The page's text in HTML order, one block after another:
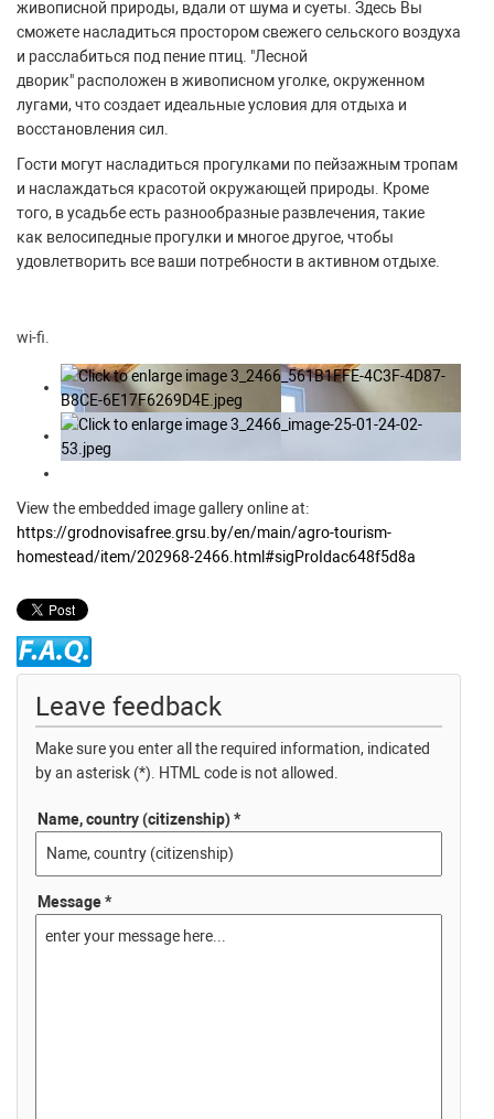
живописной природы, вдали от шума и суеты. Здесь Вы
сможете насладиться простором свежего сельского воздуха
и расслабиться под пение птиц. "Лесной
дворик" расположен в живописном уголке, окруженном
лугами, что создает идеальные условия для отдыха и
восстановления сил.
Гости могут насладиться прогулками по пейзажным тропам
и наслаждаться красотой окружающей природы. Кроме
того, в усадьбе есть разнообразные развлечения, такие
как велосипедные прогулки и многое другое, чтобы
удовлетворить все ваши потребности в активном отдыхе.
wi-fi.
View the embedded image gallery online at:
https://grodnovisafree.grsu.by/en/main/agro-tourism-
homestead/item/202968-2466.html#sigProIdac648f5d8a
Leave feedback
Make sure you enter all the required information, indicated
by an asterisk (*). HTML code is not allowed.
Name, country (citizenship) *
Message *